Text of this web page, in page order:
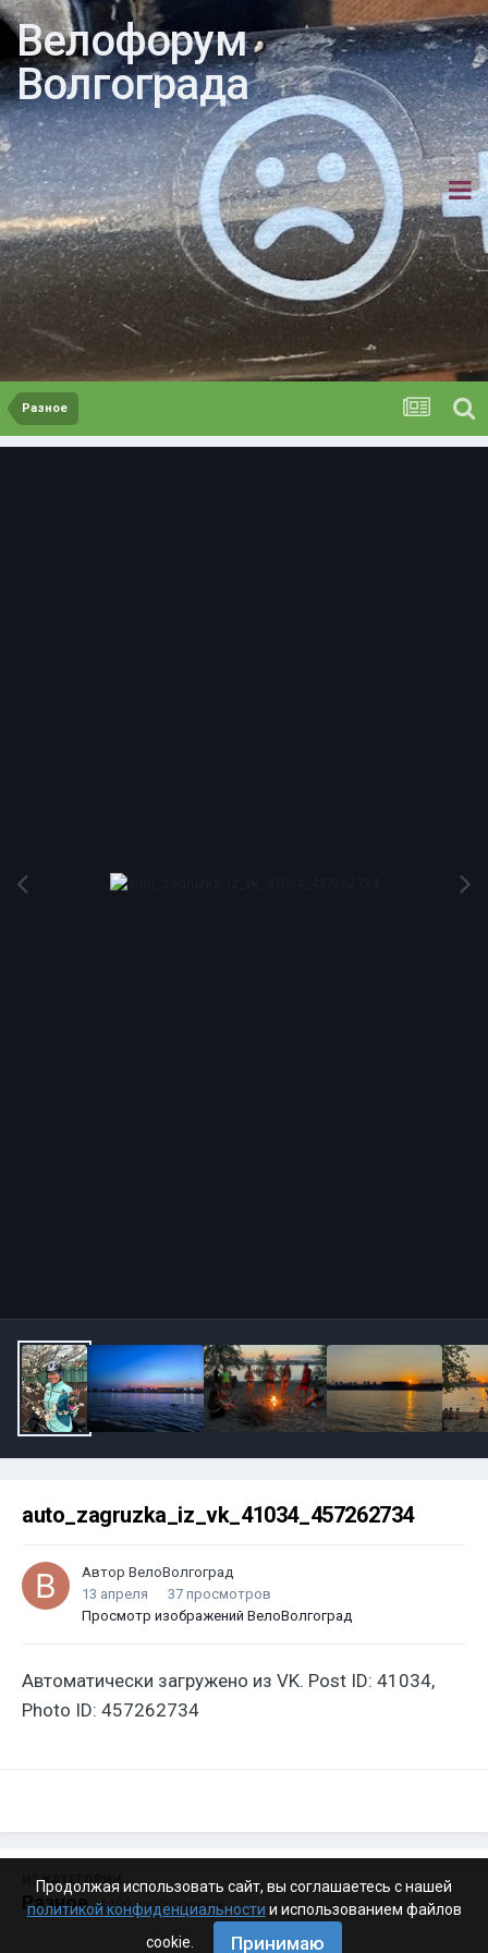
Велофорум
Волгограда
Разное
auto_zagruzka_iz_vk_41034_457262734
Автор ВелоВолгоград
13 апреля
37 просмотров
Просмотр изображений ВелоВолгоград
Автоматически загружено из VK. Post ID: 41034,
Photo ID: 457262734
ИЗ КАТЕГОРИИ:
Разное · 4 199 изображений
Продолжая использовать сайт, вы соглашаетесь с нашей
политикой конфиденциальности и использованием файлов
cookie.
Принимаю